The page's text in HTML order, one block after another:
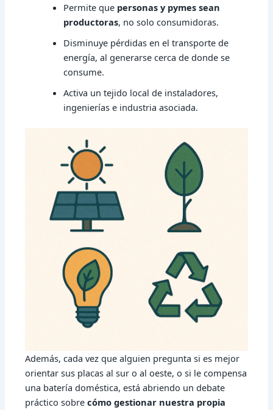
Permite que personas y pymes sean
productoras, no solo consumidoras.
Disminuye pérdidas en el transporte de
energía, al generarse cerca de donde se
consume.
Activa un tejido local de instaladores,
ingenierías e industria asociada.
Además, cada vez que alguien pregunta si es mejor
orientar sus placas al sur o al oeste, o si le compensa
una batería doméstica, está abriendo un debate
práctico sobre cómo gestionar nuestra propia